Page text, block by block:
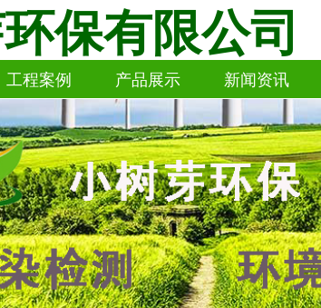
工程案例
工程案例
产品展示
产品展示
新闻资讯
新闻资讯
保有限公司